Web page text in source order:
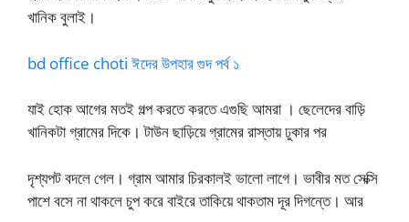
খানিক বুলাই।
bd office choti ঈদের উপহার গুদ পর্ব ১
যাই হোক আগের মতই গল্প করতে করতে এগুছি আমরা । ছেলেদের বাড়ি
খানিকটা গ্রামের দিকে। টাউন ছাড়িয়ে গ্রামের রাস্তায় ঢুকার পর
দৃশ্যপট বদলে গেল। গ্রাম আমার চিরকালই ভালো লাগে। ভাবীর মত সেক্সি
পাশে বসে না থাকলে চুপ করে বাইরে তাকিয়ে থাকতাম দূর দিগন্তে। আর